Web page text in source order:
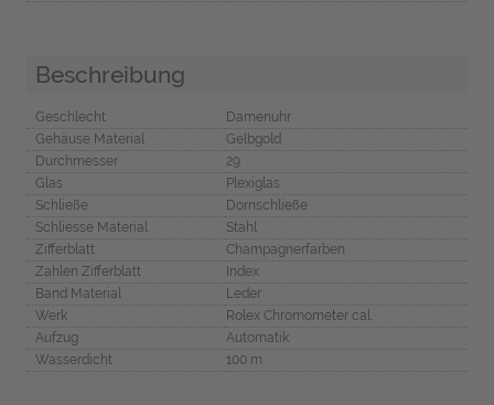
Beschreibung
Geschlecht
Damenuhr
Gehäuse Material
Gelbgold
Durchmesser
29
Glas
Plexiglas
Schließe
Dornschließe
Schliesse Material
Stahl
Zifferblatt
Champagnerfarben
Zahlen Zifferblatt
Index
Band Material
Leder
Werk
Rolex Chromometer cal.
Aufzug
Automatik
Wasserdicht
100 m